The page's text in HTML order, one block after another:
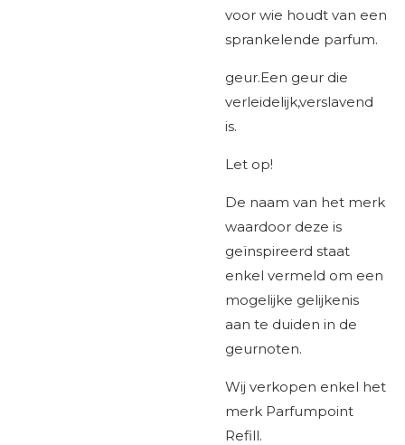
voor wie houdt van een
sprankelende parfum.
geur.Een geur die
verleidelijk,verslavend
is.
Let op!
De naam van het merk
waardoor deze is
geïnspireerd staat
enkel vermeld om een
mogelijke gelijkenis
aan te duiden in de
geurnoten.
Wij verkopen enkel het
merk Parfumpoint
Refill.